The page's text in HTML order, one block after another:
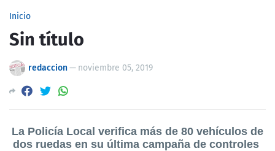
Inicio
Sin título
redaccion— noviembre 05, 2019
La Policía Local verifica más de 80 vehículos de
dos ruedas en su última campaña de controles